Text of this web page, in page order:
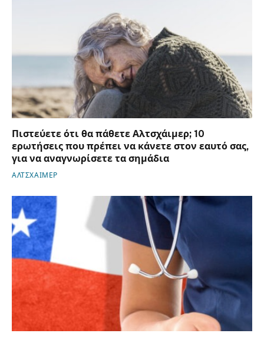
Πιστεύετε ότι θα πάθετε Αλτσχάιμερ; 10
ερωτήσεις που πρέπει να κάνετε στον εαυτό σας,
για να αναγνωρίσετε τα σημάδια
ΑΛΤΣΧΑΙΜΕΡ